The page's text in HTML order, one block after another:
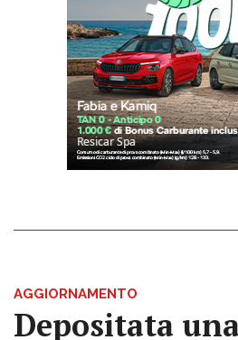
AGGIORNAMENTO
Depositata